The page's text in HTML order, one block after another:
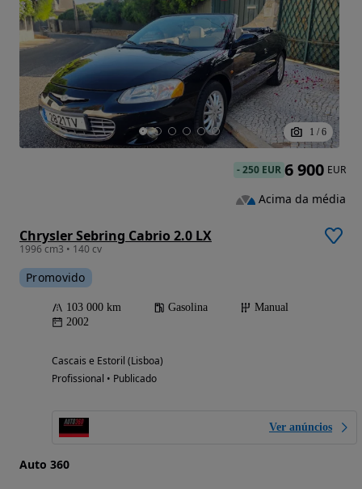
1 / 6
Chrysler Sebring Cabrio 2.0 LX
1996 cm3 • 140 cv
Promovido
103 000 km Gasolina
Manual
2002
Cascais e Estoril (Lisboa)
Profissional • Publicado
Ver anúncios
Auto 360
-250 EUR 6 900 EUR
Acima da média